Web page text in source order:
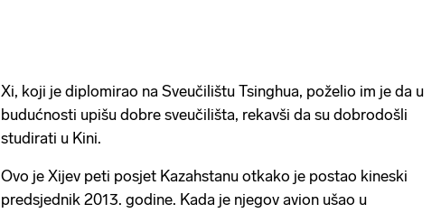
Xi, koji je diplomirao na Sveučilištu Tsinghua, poželio im je da u
budućnosti upišu dobre sveučilišta, rekavši da su dobrodošli
studirati u Kini.
Ovo je Xijev peti posjet Kazahstanu otkako je postao kineski
predsjednik 2013. godine. Kada je njegov avion ušao u